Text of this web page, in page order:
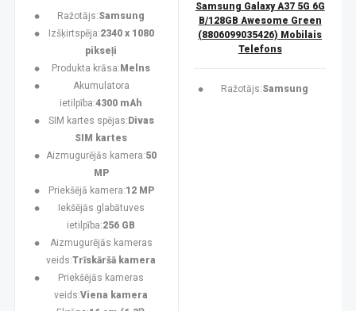
Ražotājs:Samsung
Izšķirtspēja:2340 x 1080
pikseļi
Produkta krāsa: Melns
Akumulatora
ietilpība:4300 mAh
SIM kartes spējas: Divas
SIM kartes
Aizmugurējās kamera:50
MP
Priekšējā kamera:12 MP
Iekšējās glabātuves
ietilpība:256 GB
Aizmugurējās kameras
veids:Trīskāršā kamera
Priekšējās kameras
veids:Viena kamera
Samsung Galaxy A37 5G 6G
B/128GB Awesome Green
(8806099035426) Mobilais
Telefons
Ražotājs:Samsung